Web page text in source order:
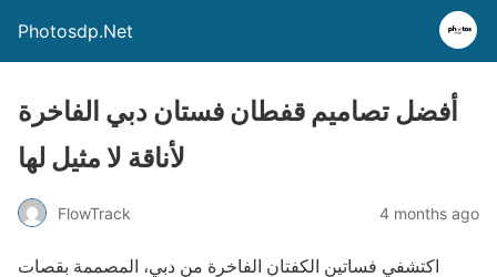
Photosdp.Net
أفضل تصاميم قفطان فستان دبي الفاخرة
لأناقة لا مثيل لها
FlowTrack 4 months ago
اكتشفي فساتين الكفتان الفاخرة من دبي، المصممة بقصات